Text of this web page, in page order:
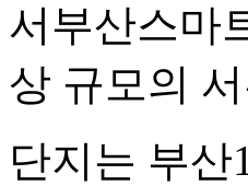
서부산스마
상 규모의
단지는 부